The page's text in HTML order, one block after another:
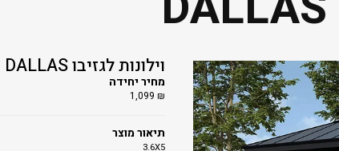
וילונות לגזיבו DALLAS
מחיר יחידה
1,099₪
תיאור מוצר
3.6X5